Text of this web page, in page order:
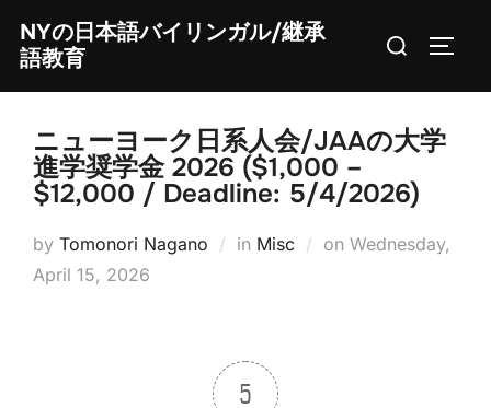
content
NYの日本語バイリンガル/継承
語教育
Search
ニューヨーク日系人会/JAAの大学
進学奨学金 2026 ($1,000 –
$12,000 / Deadline: 5/4/2026)
by Tomonori Nagano in Misc on Posted
Wednesday,
April 15, 2026
5